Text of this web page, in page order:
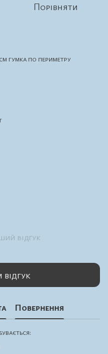
Порівняти
гумка по периметру
відгук
Повернення